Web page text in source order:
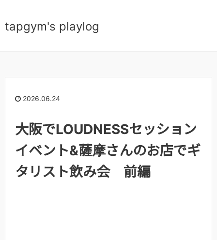
tapgym's playlog
2026.06.24
大阪でLOUDNESSセッション
イベント&薩摩さんのお店でギ
タリスト飲み会 前編